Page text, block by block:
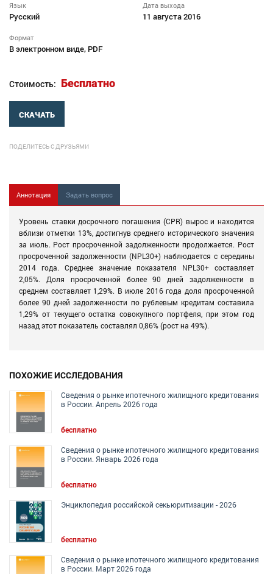
Язык
Русский
Дата выхода
11 августа 2016
Формат
В электронном виде, PDF
Стоимость: Бесплатно
СКАЧАТЬ
ПОДЕЛИТЕСЬ С ДРУЗЬЯМИ
Аннотация Задать вопрос
Уровень ставки досрочного погашения (CPR) вырос и находится
вблизи отметки 13%, достигнув среднего исторического значения
за июль. Рост просроченной задолженности продолжается. Рост
просроченной задолженности (NPL30+) наблюдается с середины
2014 года. Среднее значение показателя NPL30+ составляет
2,05%. Доля просроченной более 90 дней задолженности в
среднем составляет 1,29%. В июле 2016 года доля просроченной
более 90 дней задолженности по рублевым кредитам составила
1,29% от текущего остатка совокупного портфеля, при этом год
назад этот показатель составлял 0,86% (рост на 49%).
ПОХОЖИЕ ИССЛЕДОВАНИЯ
Сведения о рынке ипотечного жилищного кредитования
в России. Апрель 2026 года
бесплатно
Сведения о рынке ипотечного жилищного кредитования
в России. Январь 2026 года
бесплатно
Энциклопедия российской секьюритизации - 2026
бесплатно
Сведения о рынке ипотечного жилищного кредитования
в России. Март 2026 года